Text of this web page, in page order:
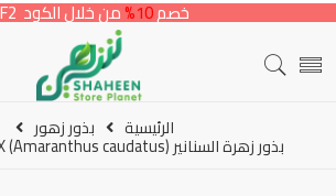
خصم10% من خلال الكود AF2
الرئيسية بذور زهور
بذور زهرة السنانير MIX (Amaranthus caudatus) زهرة السنانير